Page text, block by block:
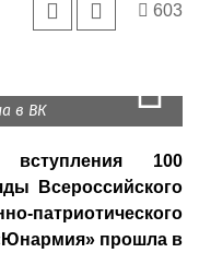
603
в ВК
вступления 100
Всероссийского
прошла в